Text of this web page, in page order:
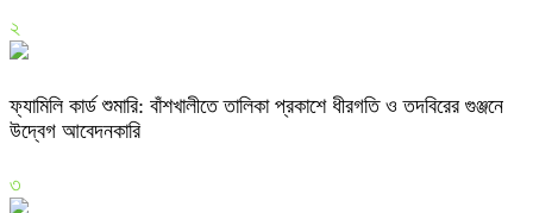
২
ফ্যামিলি কার্ড শুমারি: বাঁশখালীতে তালিকা প্রকাশে ধীরগতি ও তদবিরের গুঞ্জনে
উদ্বেগ আবেদনকারি
৩